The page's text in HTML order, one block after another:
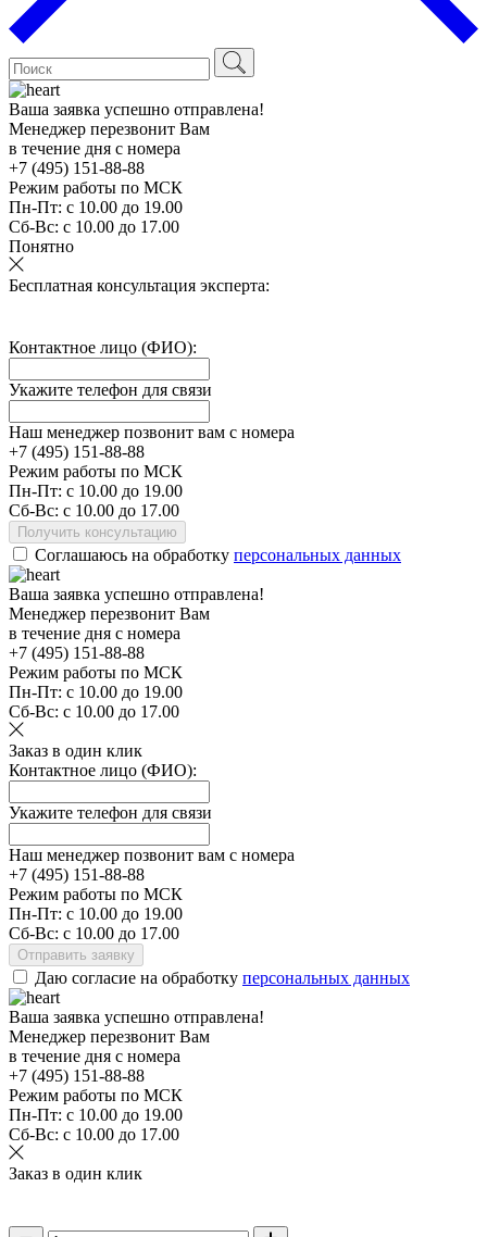
Ваша заявка успешно отправлена!
Менеджер перезвонит Вам
в течение дня с номера
+7 (495) 151-88-88
Режим работы по МСК
Пн-Пт: с 10.00 до 19.00
Сб-Вс: с 10.00 до 17.00
Понятно
Бесплатная консультация эксперта:
Контактное лицо (ФИО):
Укажите телефон для связи
Наш менеджер позвонит вам с номера
+7 (495) 151-88-88
Режим работы по МСК
Пн-Пт: с 10.00 до 19.00
Сб-Вс: с 10.00 до 17.00
Получить консультацию
Соглашаюсь на обработку персональных данных
Ваша заявка успешно отправлена!
Менеджер перезвонит Вам
в течение дня с номера
+7 (495) 151-88-88
Режим работы по МСК
Пн-Пт: с 10.00 до 19.00
Сб-Вс: с 10.00 до 17.00
Заказ в один клик
Контактное лицо (ФИО):
Укажите телефон для связи
Наш менеджер позвонит вам с номера
+7 (495) 151-88-88
Режим работы по МСК
Пн-Пт: с 10.00 до 19.00
Сб-Вс: с 10.00 до 17.00
Отправить заявку
Даю согласие на обработку персональных данных
Ваша заявка успешно отправлена!
Менеджер перезвонит Вам
в течение дня с номера
+7 (495) 151-88-88
Режим работы по МСК
Пн-Пт: с 10.00 до 19.00
Сб-Вс: с 10.00 до 17.00
Заказ в один клик